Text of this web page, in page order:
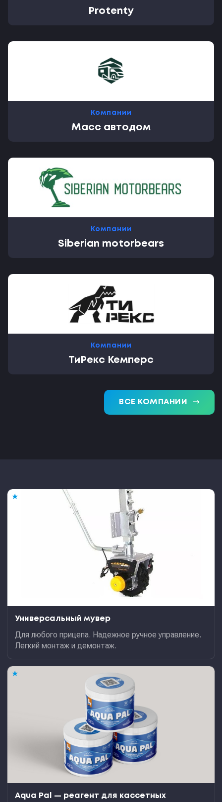
Protenty
Компании
Масс автодом
Компании
Siberian motorbears
Компании
ТиРекс Кемперс
ВСЕ КОМПАНИИ trending_flat
★
Универсальный мувер
Для любого прицепа. Надежное ручное управление.
Легкий монтаж и демонтаж.
★
Aqua Pal — pеагент для кассетных